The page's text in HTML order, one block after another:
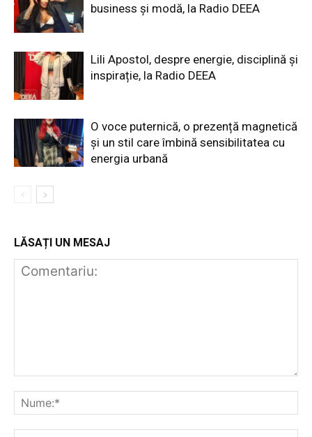
business și modă, la Radio DEEA
Lili Apostol, despre energie, disciplină și
inspirație, la Radio DEEA
O voce puternică, o prezență magnetică
și un stil care îmbină sensibilitatea cu
energia urbană
LĂSAȚI UN MESAJ